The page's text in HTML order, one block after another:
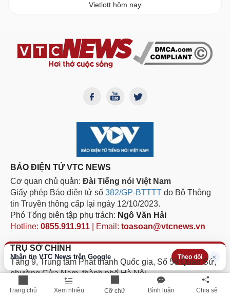
Trang chủ Xem nhiều Cỡ chữ Bình luận Chia sẻ
Nhận tin VTC News trên Google Theo dõi ×
Vietlott hôm nay
BÁO ĐIỆN TỬ VTC NEWS
Cơ quan chủ quản: Đài Tiếng nói Việt Nam
Giấy phép Báo điện tử số 382/GP-BTTTT do Bộ Thông
tin Truyền thông cấp lại ngày 12/10/2023.
Phó Tổng biên tập phụ trách: Ngô Văn Hải
Hotline: 0855.911.911 | Email: toasoan@vtcnews.vn
TRỤ SỞ CHÍNH
Tầng 9, Trung tâm Phát thanh Quốc gia, Số 58 Quán Sứ,
phường Cửa Nam, thành phố Hà Nội
Điện thoại: 024.3632 1588